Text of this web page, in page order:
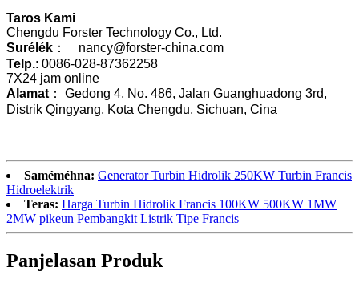
Taros Kami
Chengdu Forster Technology Co., Ltd.
Surélék ： nancy@forster-china.com
Telp.: 0086-028-87362258
7X24 jam online
Alamat ： Gedong 4, No. 486, Jalan Guanghuadong 3rd,
Distrik Qingyang, Kota Chengdu, Sichuan, Cina
Saméméhna: Generator Turbin Hidrolik 250KW Turbin Francis
Hidroelektrik
Teras: Harga Turbin Hidrolik Francis 100KW 500KW 1MW
2MW pikeun Pembangkit Listrik Tipe Francis
Panjelasan Produk